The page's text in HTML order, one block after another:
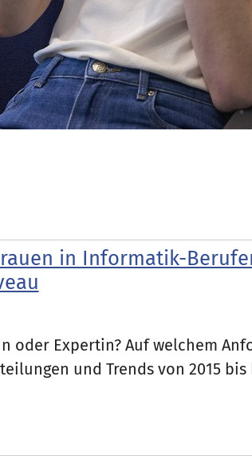
in Informatik-
oder Expertin? Auf welchem
und Trends von 2015 bis